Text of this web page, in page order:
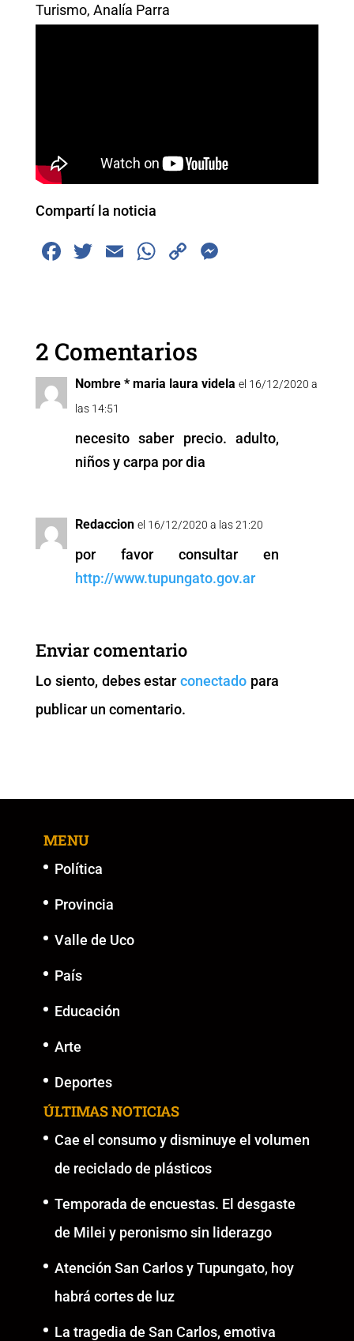
Turismo, Analía Parra
Compartí la noticia
F
b
o
o
k
T
E
W
A
p
C
Li
n g
2 Comentarios
Nombre * maria laura videla el 16/12/2020 a
las 14:51
necesito saber precio. adulto,
niños y carpa por dia
Redaccion el 16/12/2020 a las 21:20
por favor consultar en
http://www.tupungato.gov.ar
Enviar comentario
Lo siento, debes estarconectado para
publicar un comentario.
MENU
Política
Provincia
Valle de Uco
País
Educación
Arte
Deportes
ÚLTIMAS NOTICIAS
Cae el consumo y disminuye el volumen
de reciclado de plásticos
Temporada de encuestas. El desgaste
de Milei y peronismo sin liderazgo
Atención San Carlos y Tupungato, hoy
habrá cortes de luz
La tragedia de San Carlos, emotiva